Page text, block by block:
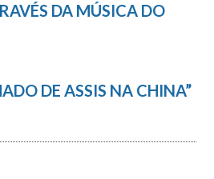
DA MÚSICA DO
DE ASSIS NA CHINA”